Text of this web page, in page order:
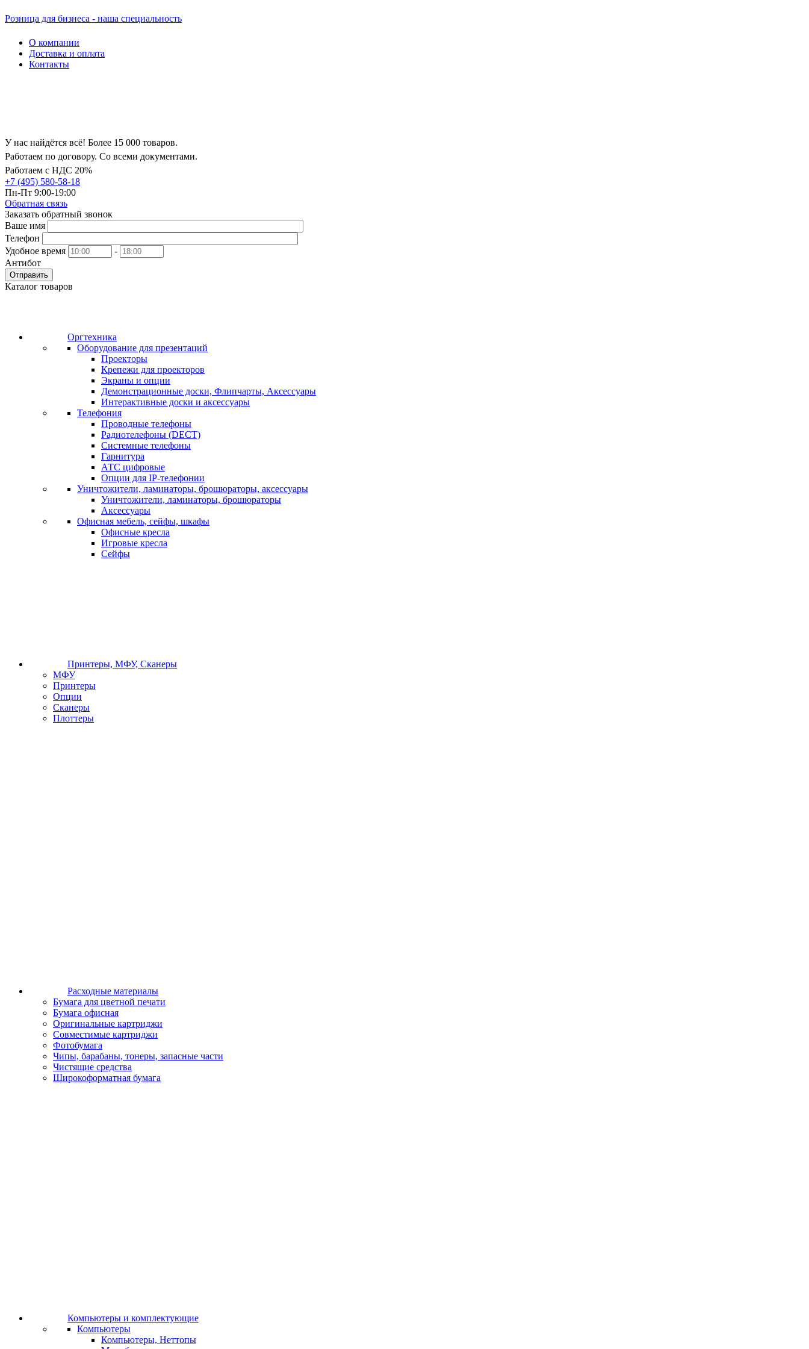
Розница для бизнеса - наша специальность
О компании
Доставка и оплата
Контакты
У нас найдётся всё! Более 15 000 товаров.
Работаем по договору. Со всеми документами.
Работаем с НДС 20%
+7 (495) 580-58-18
Пн-Пт 9:00-19:00
Обратная связь
Заказать обратный звонок
Ваше имя
Телефон
Удобное время
-
Антибот
Отправить
Каталог товаров
Оргтехника
Оборудование для презентаций
Проекторы
Крепежи для проекторов
Экраны и опции
Демонстрационные доски, Флипчарты, Аксессуары
Интерактивные доски и аксессуары
Телефония
Проводные телефоны
Радиотелефоны (DECT)
Системные телефоны
Гарнитура
АТС цифровые
Опции для IP-телефонии
Уничтожители, ламинаторы, брошюраторы, аксессуары
Уничтожители, ламинаторы, брошюраторы
Аксессуары
Офисная мебель, сейфы, шкафы
Офисные кресла
Игровые кресла
Сейфы
Принтеры, МФУ, Сканеры
МФУ
Принтеры
Опции
Сканеры
Плоттеры
Расходные материалы
Бумага для цветной печати
Бумага офисная
Оригинальные картриджи
Совместимые картриджи
Фотобумага
Чипы, барабаны, тонеры, запасные части
Чистящие средства
Широкоформатная бумага
Компьютеры и комплектующие
Компьютеры
Компьютеры, Неттопы